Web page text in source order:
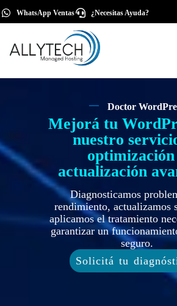
WhatsApp Ventas ¿Necesitas Ayuda?
Doctor
Mejorá tu
nuestro
actualización
Diagnosticamos
rendimiento, actualizamos
aplicamos el tratamiento
garantizar un
seguro.
Solicitá tu